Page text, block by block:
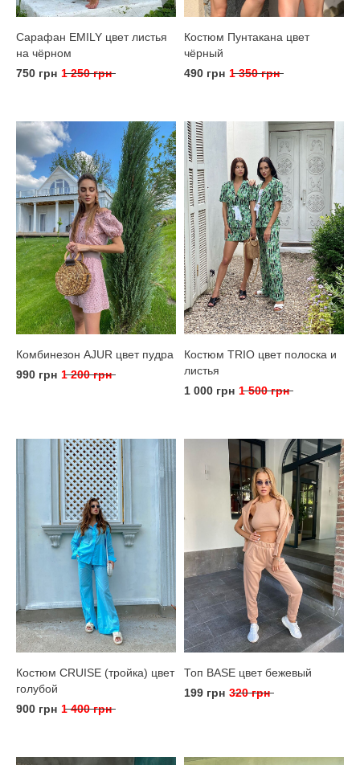
Сарафан EMILY цвет листья
на чёрном
750 грн 1 250 грн
Костюм Пунтакана цвет
чёрный
490 грн 1 350 грн
Комбинезон AJUR цвет пудра
990 грн 1 200 грн
Костюм TRIO цвет полоска и
листья
1 000 грн 1 500 грн
Костюм CRUISE (тройка) цвет
голубой
900 грн 1 400 грн
Топ BASE цвет бежевый
199 грн 320 грн